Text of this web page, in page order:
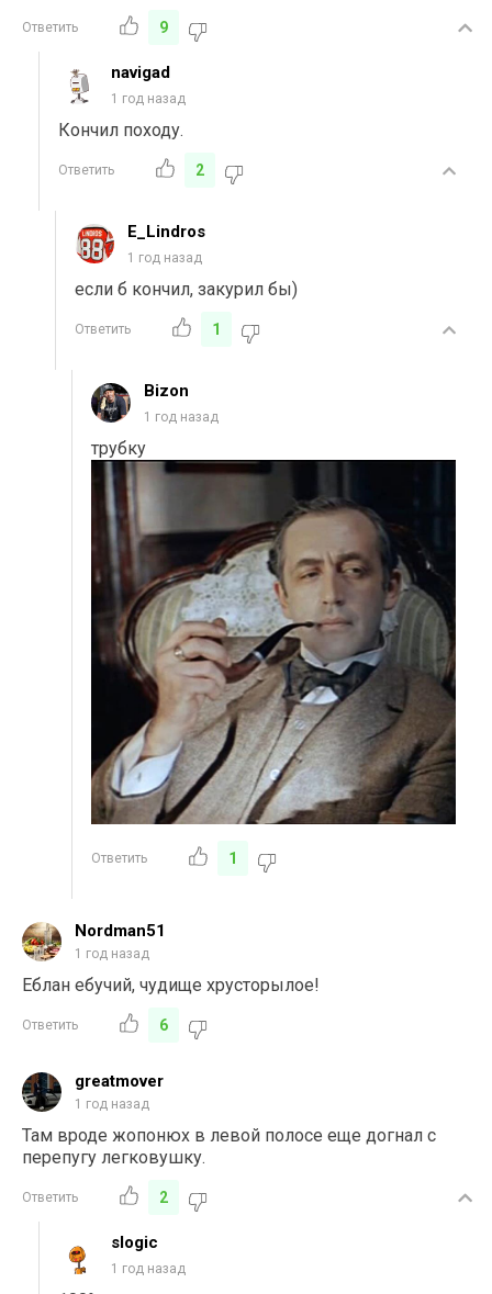
Ответить 9
navigad
1 год назад
Кончил походу.
Ответить 2
E_Lindros
1 год назад
если б кончил, закурил бы)
Ответить 1
Bizon
1 год назад
трубку
Ответить 1
Nordman51
1 год назад
Еблан ебучий, чудище хрусторылое!
Ответить 6
greatmover
1 год назад
Там вроде жопонюх в левой полосе еще догнал с
перепугу легковушку.
Ответить 2
slogic
1 год назад